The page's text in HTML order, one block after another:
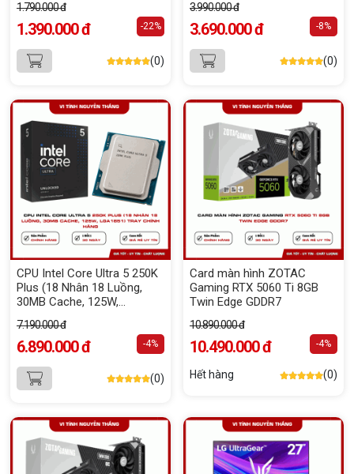
1.790.000 đ
1.390.000 đ -22%
(0)
3.990.000 đ
3.690.000 đ -8%
(0)
CPU Intel Core Ultra 5 250K
Plus (18 Nhân 18 Luồng,
30MB Cache, 125W,
7.190.000 đ
6.890.000 đ -4%
(0)
Card màn hình ZOTAC
Gaming RTX 5060 Ti 8GB
Twin Edge GDDR7
10.890.000 đ
10.490.000 đ -4%
Hết hàng (0)